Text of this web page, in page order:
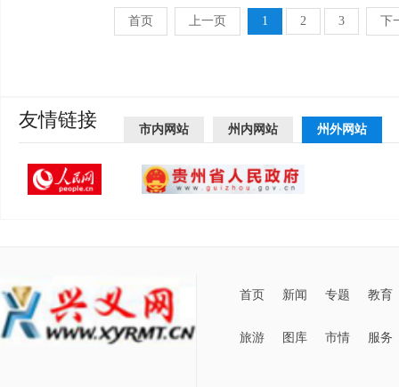
首页 上一页 1 2 3 下
友情链接 市内网站 州内网站 州外网站
首页 新闻 专题 教育
旅游 图库 市情 服务